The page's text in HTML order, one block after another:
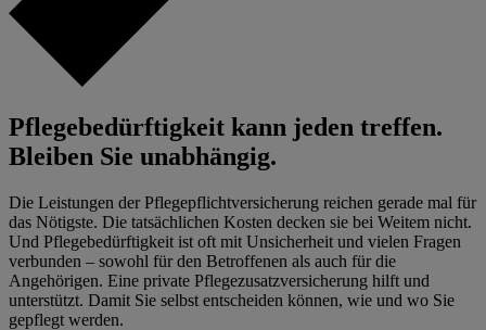
Pflegebedürftigkeit kann jeden treffen.
Bleiben Sie unabhängig.
Die Leistungen der Pflegepflichtversicherung reichen gerade mal für
das Nötigste. Die tatsächlichen Kosten decken sie bei Weitem nicht.
Und Pflegebedürftigkeit ist oft mit Unsicherheit und vielen Fragen
verbunden – sowohl für den Betroffenen als auch für die
Angehörigen. Eine private Pflegezusatzversicherung hilft und
unterstützt. Damit Sie selbst entscheiden können, wie und wo Sie
gepflegt werden.